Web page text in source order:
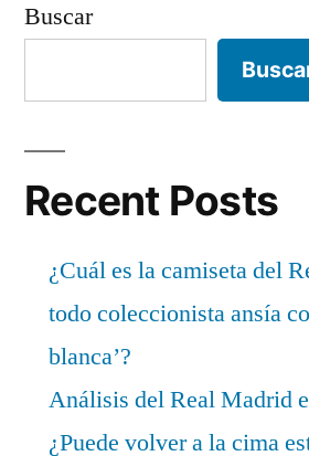
Buscar
Recent Posts
¿Cuál es la camiseta del
todo coleccionista ansía
blanca’?
Análisis del Real Madrid
¿Puede volver a la cima